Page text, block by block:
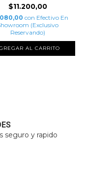
$11.200,00
con Efectivo En
(Exclusivo
Reservando)
AL CARRITO
seguro y rapido